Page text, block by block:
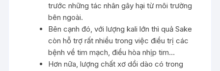
trước những tác nhân gây hại từ môi trường
bên ngoài.
Bên cạnh đó, với lượng kali lớn thì quả Sake
còn hỗ trợ rất nhiều trong việc điều trị các
bệnh về tim mạch, điều hòa nhịp tim…
Hơn nữa, lượng chất xơ dồi dào có trong